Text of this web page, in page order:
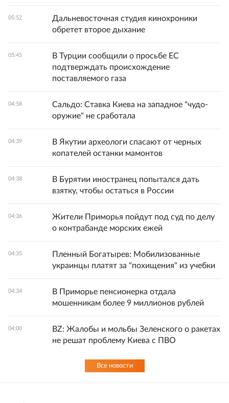
05:52
Дальневосточная студия кинохроники
обретет второе дыхание
05:45
В Турции сообщили о просьбе ЕС
подтверждать происхождение
поставляемого газа
04:58
Сальдо: Ставка Киева на западное "чудо-
оружие" не сработала
04:39
В Якутии археологи спасают от черных
копателей останки мамонтов
04:38
В Бурятии иностранец попытался дать
взятку, чтобы остаться в России
04:36
Жители Приморья пойдут под суд по делу
о контрабанде морских ежей
04:35
Пленный Богатырев: Мобилизованные
украинцы платят за "похищения" из учебки
04:34
В Приморье пенсионерка отдала
мошенникам более 9 миллионов рублей
04:00
BZ: Жалобы и мольбы Зеленского о ракетах
не решат проблему Киева с ПВО
Все новости